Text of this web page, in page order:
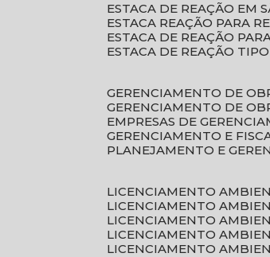
ESTACA DE REAÇÃO EM
ESTACA REAÇÃO PARA
ESTACA DE REAÇÃO
ESTACA DE REAÇÃO
GERENCIAMENTO DE
GERENCIAMENTO DE
EMPRESAS DE
GERENCIAMENTO E
PLANEJAMENTO E
LICENCIAMENTO
LICENCIAMENTO
LICENCIAMENTO
LICENCIAMENTO
LICENCIAMENTO